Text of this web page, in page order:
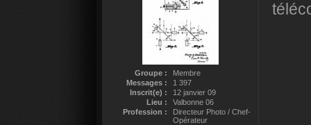
Groupe :
Membre
Messages :
1 397
Inscrit(e) :
12 janvier 09
Lieu :
Valbonne 06
Profession :
Directeur Photo / Chef-
Opérateur